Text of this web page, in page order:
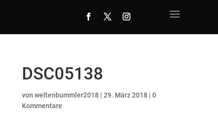
DSC05138
von weltenbummler2018| 29. März 2018| 0
Kommentare